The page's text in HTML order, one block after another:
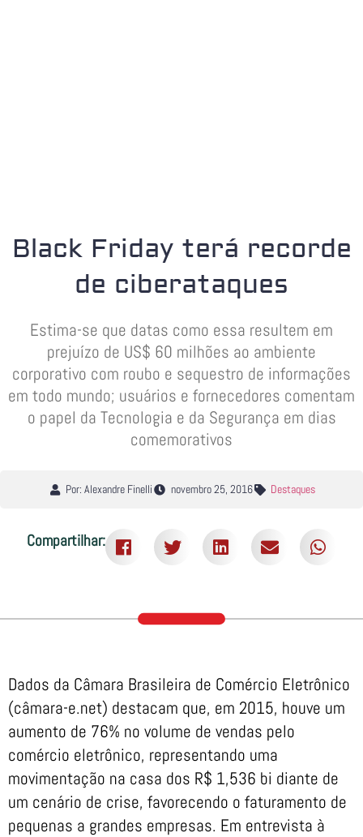
Black Friday terá recorde
de ciberataques
Estima-se que datas como essa resultem em
prejuízo de US$ 60 milhões ao ambiente
corporativo com roubo e sequestro de informações
em todo mundo; usuários e fornecedores comentam
o papel da Tecnologia e da Segurança em dias
comemorativos
Por: Alexandre Finelli novembro 25, 2016 Destaques
Compartilhar:
Dados da Câmara Brasileira de Comércio Eletrônico
(câmara-e.net) destacam que, em 2015, houve um
aumento de 76% no volume de vendas pelo
comércio eletrônico, representando uma
movimentação na casa dos R$ 1,536 bi diante de
um cenário de crise, favorecendo o faturamento de
pequenas a grandes empresas. Em entrevista à